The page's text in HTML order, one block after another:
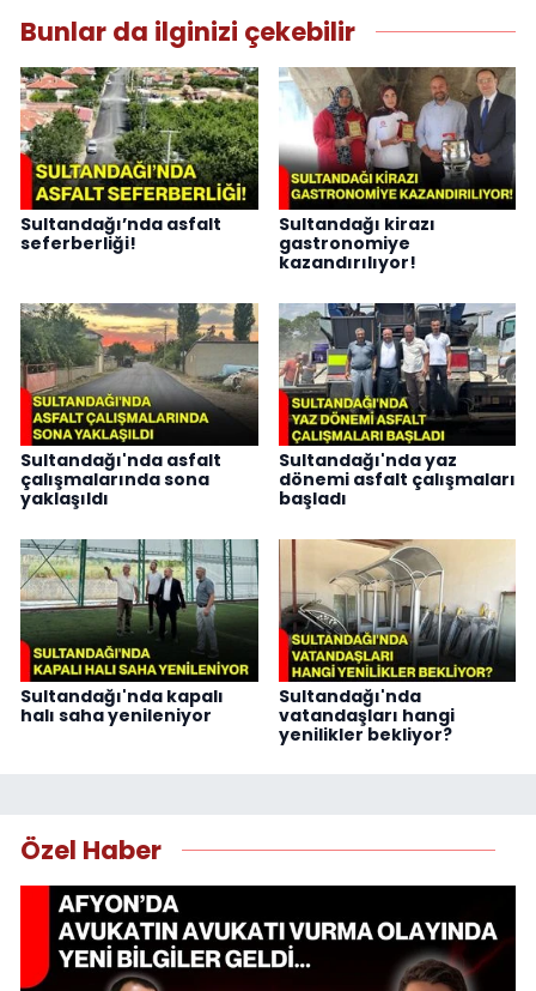
Bunlar da ilginizi çekebilir
Sultandağı’nda asfalt
seferberliği!
Sultandağı kirazı
gastronomiye
kazandırılıyor!
Sultandağı'nda asfalt
çalışmalarında sona
yaklaşıldı
Sultandağı'nda yaz
dönemi asfalt çalışmaları
başladı
Sultandağı'nda kapalı
halı saha yenileniyor
Sultandağı'nda
vatandaşları hangi
yenilikler bekliyor?
Özel Haber